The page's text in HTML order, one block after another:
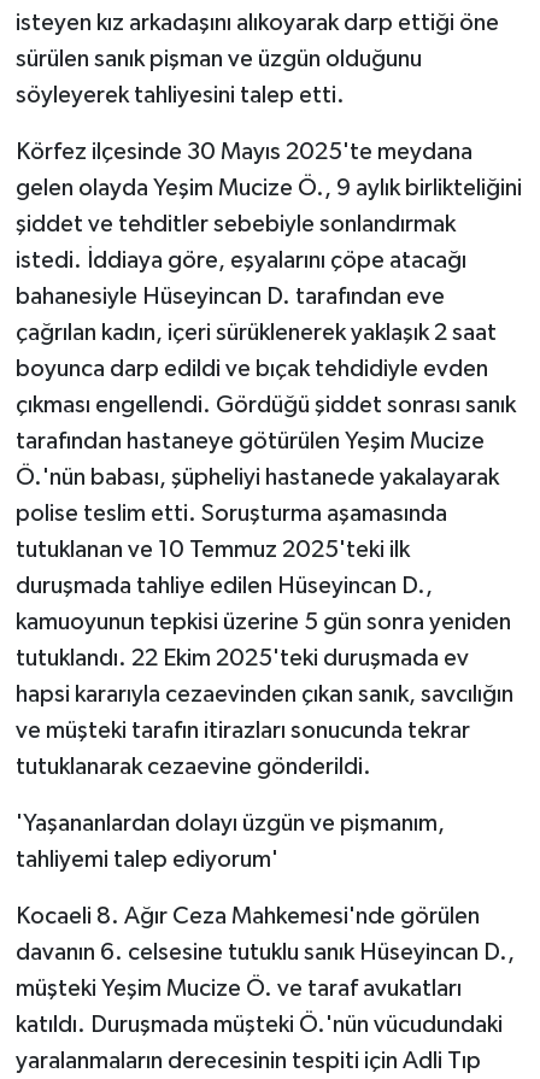
isteyen kız arkadaşını alıkoyarak darp ettiği öne
sürülen sanık pişman ve üzgün olduğunu
söyleyerek tahliyesini talep etti.
Körfez ilçesinde 30 Mayıs 2025'te meydana
gelen olayda Yeşim Mucize Ö., 9 aylık birlikteliğini
şiddet ve tehditler sebebiyle sonlandırmak
istedi. İddiaya göre, eşyalarını çöpe atacağı
bahanesiyle Hüseyincan D. tarafından eve
çağrılan kadın, içeri sürüklenerek yaklaşık 2 saat
boyunca darp edildi ve bıçak tehdidiyle evden
çıkması engellendi. Gördüğü şiddet sonrası sanık
tarafından hastaneye götürülen Yeşim Mucize
Ö.'nün babası, şüpheliyi hastanede yakalayarak
polise teslim etti. Soruşturma aşamasında
tutuklanan ve 10 Temmuz 2025'teki ilk
duruşmada tahliye edilen Hüseyincan D.,
kamuoyunun tepkisi üzerine 5 gün sonra yeniden
tutuklandı. 22 Ekim 2025'teki duruşmada ev
hapsi kararıyla cezaevinden çıkan sanık, savcılığın
ve müşteki tarafın itirazları sonucunda tekrar
tutuklanarak cezaevine gönderildi.
'Yaşananlardan dolayı üzgün ve pişmanım,
tahliyemi talep ediyorum'
Kocaeli 8. Ağır Ceza Mahkemesi'nde görülen
davanın 6. celsesine tutuklu sanık Hüseyincan D.,
müşteki Yeşim Mucize Ö. ve taraf avukatları
katıldı. Duruşmada müşteki Ö.'nün vücudundaki
yaralanmaların derecesinin tespiti için Adli Tıp